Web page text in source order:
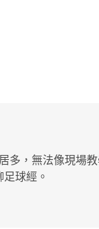
多，無法像現場
球經。